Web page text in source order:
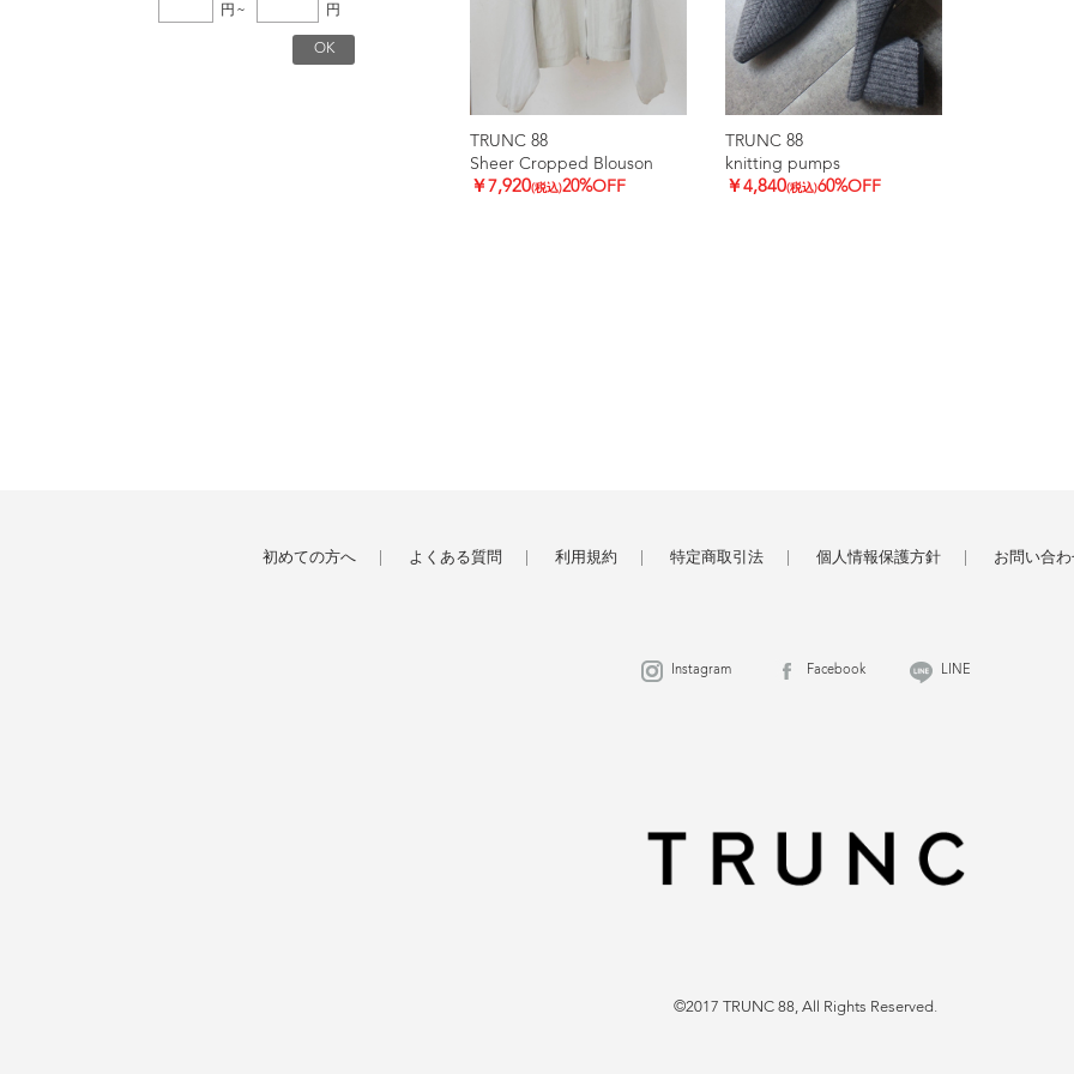
円 ~ 円
TRUNC 88
Sheer Cropped Blouson
￥7,920(税込)20%OFF
TRUNC 88
knitting pumps
￥4,840(税込)60%OFF
初めての方へ よくある質問 利用規約 特定商取引法 個人情報保護方針 お問い合
Instagram Facebook LINE
©2017 TRUNC 88, All Rights Reserved.